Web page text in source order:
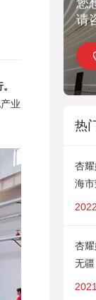
。
业
请
热
杏
海市
杏
无